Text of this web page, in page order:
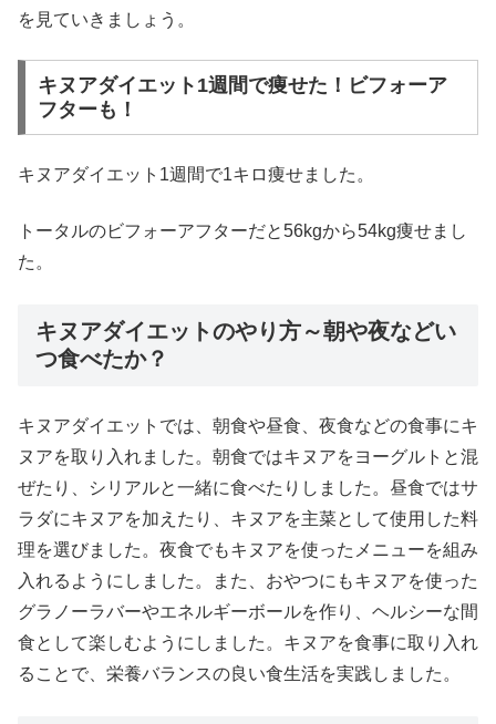
を見ていきましょう。
キヌアダイエット1週間で痩せた！ビフォーア
フターも！
キヌアダイエット1週間で1キロ痩せました。
トータルのビフォーアフターだと56kgから54kg痩せまし
た。
キヌアダイエットのやり方～朝や夜などい
つ食べたか？
キヌアダイエットでは、朝食や昼食、夜食などの食事にキ
ヌアを取り入れました。朝食ではキヌアをヨーグルトと混
ぜたり、シリアルと一緒に食べたりしました。昼食ではサ
ラダにキヌアを加えたり、キヌアを主菜として使用した料
理を選びました。夜食でもキヌアを使ったメニューを組み
入れるようにしました。また、おやつにもキヌアを使った
グラノーラバーやエネルギーボールを作り、ヘルシーな間
食として楽しむようにしました。キヌアを食事に取り入れ
ることで、栄養バランスの良い食生活を実践しました。